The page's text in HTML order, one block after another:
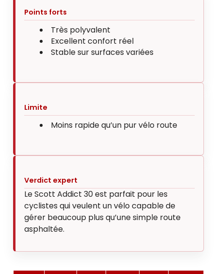
Points forts
Très polyvalent
Excellent confort réel
Stable sur surfaces variées
Limite
Moins rapide qu’un pur vélo route
Verdict expert
Le Scott Addict 30 est parfait pour les
cyclistes qui veulent un vélo capable de
gérer beaucoup plus qu’une simple route
asphaltée.